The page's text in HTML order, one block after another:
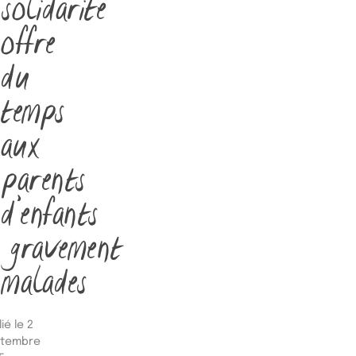
offre
du
temps
aux
parents
d’enfants
gravement
malades
le 2